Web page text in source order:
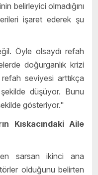
belirleyici olmadığını
işaret ederek şu
Öyle olsaydı refah
doğurganlık krizi
seviyesi arttıkça
şekilde düşüyor. Bunu
gösteriyor."
Kıskacındaki Aile
sarsan ikinci ana
olduğunu belirten